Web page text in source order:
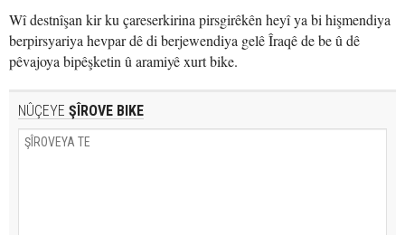
Wî destnîşan kir ku çareserkirina pirsgirêkên heyî ya bi hişmendiya
berpirsyariya hevpar dê di berjewendiya gelê Îraqê de be û dê
pêvajoya bipêşketin û aramiyê xurt bike.
NÛÇEYE ŞÎROVE BIKE